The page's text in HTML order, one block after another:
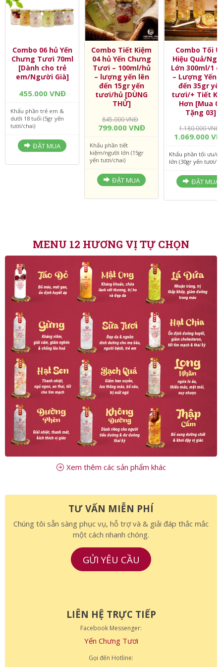
Combo 06 hủ Yến
Chưng Tươi 70ml
[Dành cho trẻ
em/Người Già]
455.000 VNĐ
Khẩu phần trẻ em &
dưới 18 tuổi (5gr yến
tươi/chai)
ĐẶT MUA
Combo Tiết Kiệm
04 hủ Yến Chưng
Tươi – 100ml/hủ
– lượng yến lên
đến 15gr yến
tươi/hủ [DÙNG
THỬ]
845.000 VNĐ
799.000 VNĐ
Khẩu phần tiết
kiệm/người lớn (15gr
yến tươi/chai)
ĐẶT MUA
Combo Tối
Hiệu Quả/
Lớn 300ml/1
– Lượng Yến
đến 35gr
tươi/+ Tiết
Hơn [Mua
Tặng 03]
1.180.000 VNĐ
1.069.000
Khẩu phần tối ưu/
lớn (30gr yến tươi/
ĐẶT MUA
MENU 12 HƯƠNG VỊ TỰ CHỌN
Xem thêm các sản phẩm khác
TƯ VẤN MIỄN PHÍ
Chúng tôi sẵn sàng phục vụ, hỗ trợ và & giải đáp thắc mắc
một cách nhanh chóng.
GỬI YÊU CẦU
LIÊN HỆ TRỰC TIẾP
Facebook Messenger:
Yến Chưng Tươi
Gọi đến Hotline: